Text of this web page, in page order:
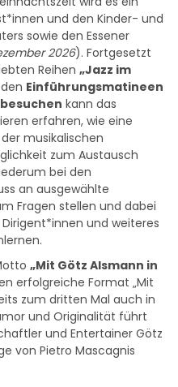
und den Kinder- und
sowie den Essener
2026). Fortgesetzt
Reihen„Jazz im
denEinführungsmatineen
kann das
erfahren, wie eine
musikalischen
zum Austausch
bei den
an ausgewählte
Fragen stellen und dabei
und weiteres
erfolgreiche Format „Mit
zum dritten Mal auch in
und Originalität führt
und Entertainer Götz
von Pietro Mascagnis